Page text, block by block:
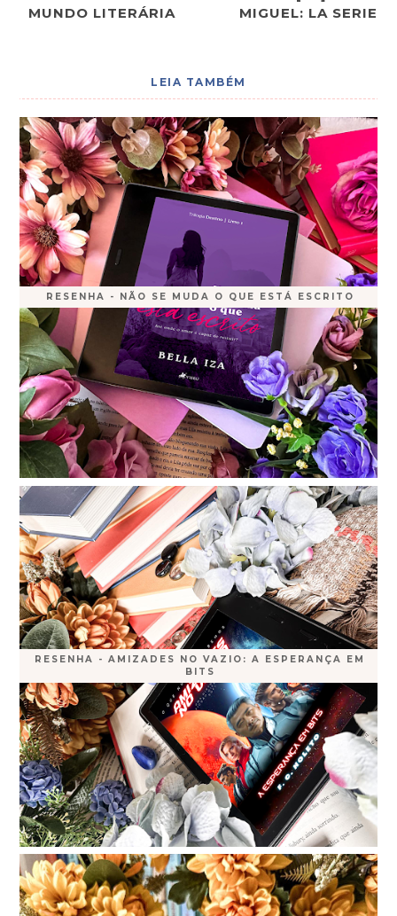
MUNDO LITERÁRIA
MIGUEL: LA SERIE
LEIA TAMBÉM
RESENHA - NÃO SE MUDA O QUE ESTÁ ESCRITO
RESENHA - AMIZADES NO VAZIO: A ESPERANÇA EM
BITS